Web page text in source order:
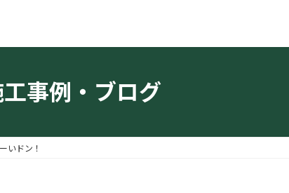
事例・ブログ
いドン！